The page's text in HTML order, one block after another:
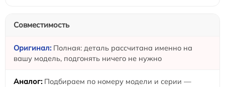
Совместимость
Полная: деталь рассчитана именно на
вашу модель, подгонять ничего не нужно
Подбираем по номеру модели и серии —